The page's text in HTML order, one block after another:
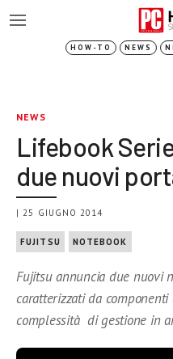
HOW-TO NEWS
NEWS
Lifebook
due nuovi
| 25 GIUGNO 2014
FUJITSU NOTEBOOK
Fujitsu annuncia due nuovi
caratterizzati da
complessità di gestione in